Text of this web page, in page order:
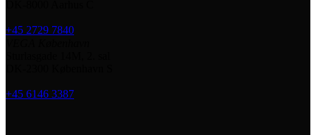
+45 2729 7840
+45 6146 3387